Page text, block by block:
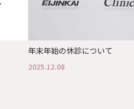
年末年始の休診について
2025.12.08